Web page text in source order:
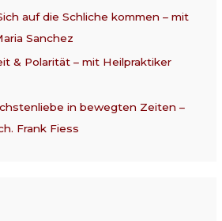
auf die Schliche kommen – mit
Sanchez
& Polarität – mit Heilpraktiker
in bewegten Zeiten –
Frank Fiess